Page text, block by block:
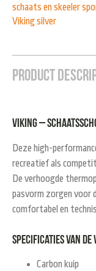
schaats en skeeler
Viking silver
Product
Viking –
Deze high-
recreatief als
De verhoogde
pasvorm zorgen voor
comfortabel en
Specificaties van
Carbon kuip